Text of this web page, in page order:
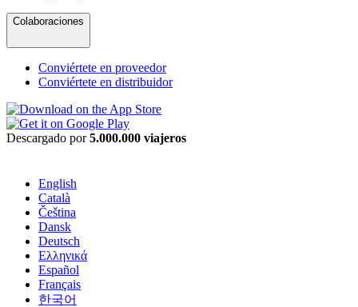
Colaboraciones
Conviértete en proveedor
Conviértete en distribuidor
Descargado por5.000.000 viajeros
English
Català
Čeština
Dansk
Deutsch
Ελληνικά
Español
Français
한국어